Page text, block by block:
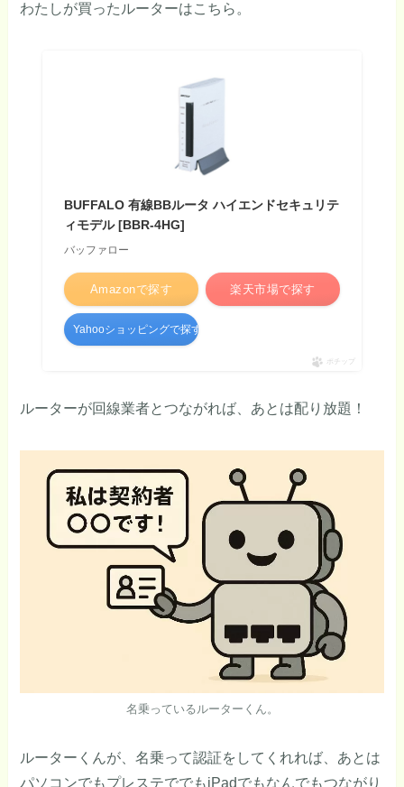
わたしが買ったルーターはこちら。
BUFFALO 有線BBルータ ハイエンドセキュリテ
ィモデル [BBR-4HG]
バッファロー
Amazonで探す 楽天市場で探す
Yahooショッピングで探す
ポチップ
ルーターが回線業者とつながれば、あとは配り放題！
名乗っているルーターくん。
ルーターくんが、名乗って認証をしてくれれば、あとは
パソコンでもプレステででもiPadでもなんでもつながり